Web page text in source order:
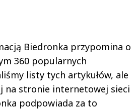
Biedronka przypomina o
360 popularnych
listy tych artykułów, ale
na stronie internetowej sieci
podpowiada za to